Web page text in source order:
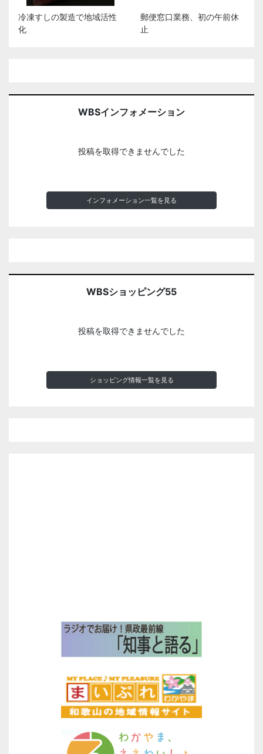
冷凍すしの製造で地域活性
化
郵便窓口業務、初の午前休
止
WBSインフォメーション
投稿を取得できませんでした
インフォメーション一覧を見る
WBSショッピング55
投稿を取得できませんでした
ショッピング情報一覧を見る